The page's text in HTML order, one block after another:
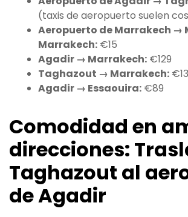
(taxis de aeropuerto suelen
Aeropuerto de Marrakech →
Marrakech: €15
Agadir → Marrakech: €129
Taghazout → Marrakech:
Agadir → Essaouira: €89
Comodidad en
direcciones:
Taghazout al
de Agadir